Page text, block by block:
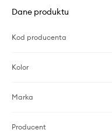
Dane produktu
Kod producenta
Kolor
Marka
Producent